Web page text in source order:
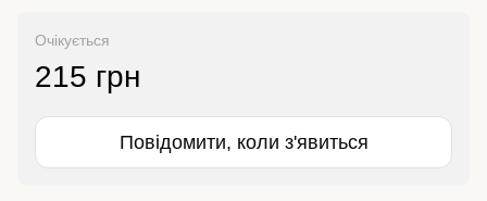
Очікується
215 грн
Повідомити, коли з'явиться